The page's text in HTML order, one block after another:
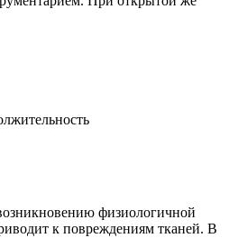
физиологичной
к повреждениям тканей. В